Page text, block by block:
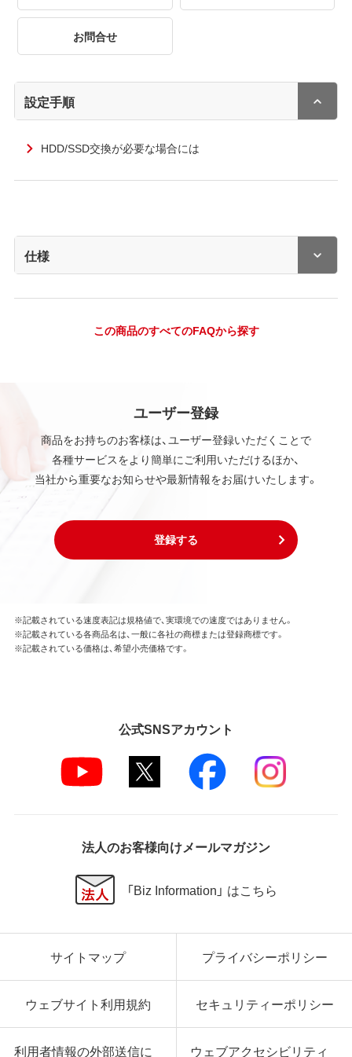
お問合せ
設定手順
HDD/SSD交換が必要な場合には
仕様
この商品のすべてのFAQから探す
ユーザー登録
商品をお持ちのお客様は、ユーザー登録いただくことで
各種サービスをより簡単にご利用いただけるほか、
当社から重要なお知らせや最新情報をお届けいたします。
登録する
※記載されている速度表記は規格値で、実環境での速度ではありません。
※記載されている各商品名は、一般に各社の商標または登録商標です。
※記載されている価格は、希望小売価格です。
公式SNSアカウント
法人のお客様向けメールマガジン
「Biz Information」 はこちら
サイトマップ プライバシーポリシー
ウェブサイト利用規約 セキュリティーポリシー
利用者情報の外部送信に ウェブアクセシビリティ